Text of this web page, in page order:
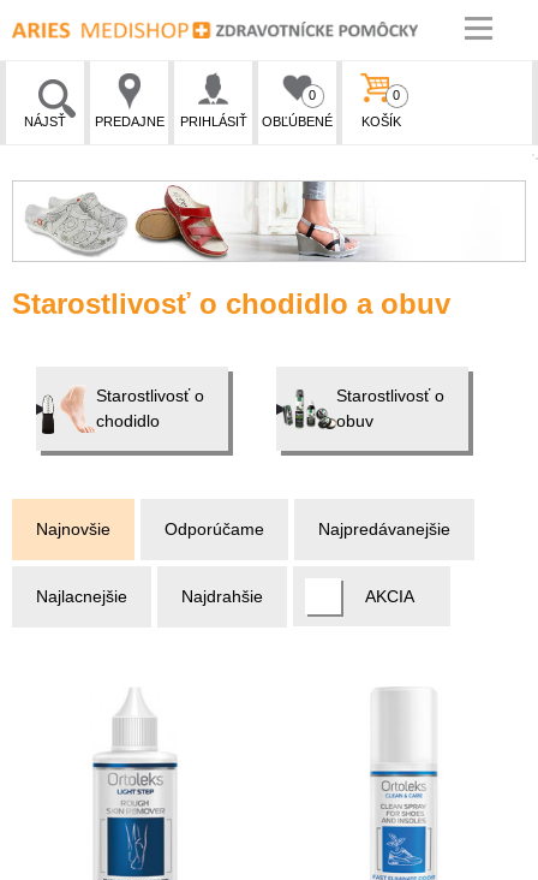
NÁJSŤ PREDAJNE PRIHLÁSIŤ OBĽÚBENÉ
0
KOŠÍK
0
Starostlivosť o chodidlo a obuv
Starostlivosť o
chodidlo
Starostlivosť o
obuv
Najnovšie Odporúčame Najpredávanejšie
Najlacnejšie Najdrahšie AKCIA